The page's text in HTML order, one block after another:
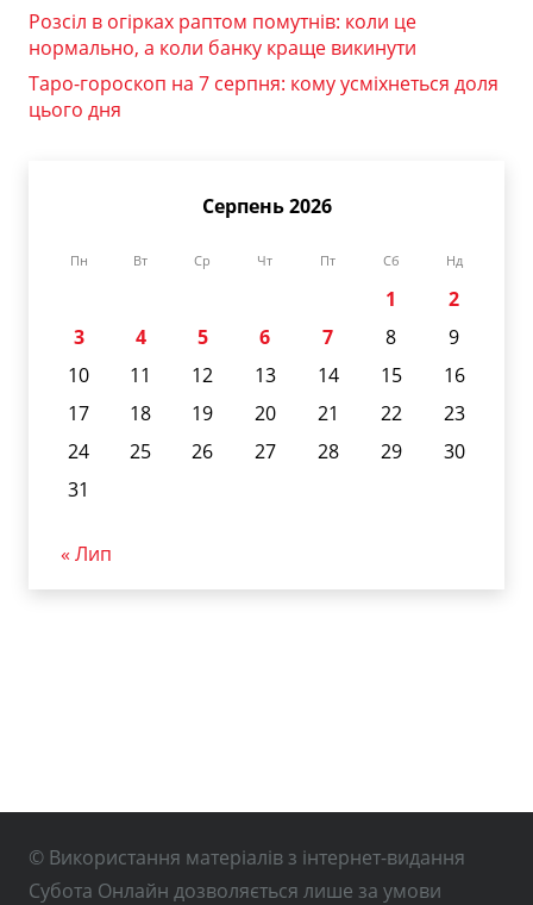
Розсіл в огірках раптом помутнів: коли це
нормально, а коли банку краще викинути
Таро-гороскоп на 7 серпня: кому усміхнеться доля
цього дня
Серпень 2026
Пн Вт Ср Чт Пт Сб Нд
1
2
3
4 5 6 7 8
9
10
11 12 13 14 15
16
17
18 19 20 21 22
23
24
25 26 27 28 29
30
31
« Лип
© Використання матеріалів з інтернет-видання
Субота Онлайн дозволяється лише за умови